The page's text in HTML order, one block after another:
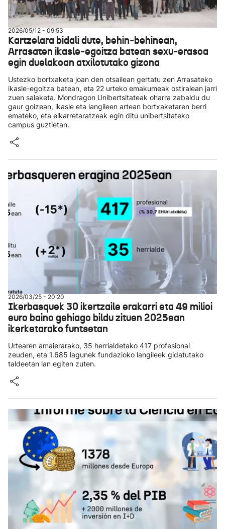
2026/05/12 - 09:53
Kartzelara bidali dute, behin-behinean,
Arrasaten ikasle-egoitza batean sexu-erasoa
egin duelakoan atxilotutako gizona
Ustezko bortxaketa joan den otsailean gertatu zen Arrasateko
ikasle-egoitza batean, eta 22 urteko emakumeak ostiralean jarri
zuen salaketa. Mondragon Unibertsitateak oharra zabaldu du
gaur goizean, ikasle eta langileen artean bortxaketaren berri
emateko, eta elkarretaratzeak egin ditu unibertsitateko
campus guztietan.
2026/03/25 - 20:20
Ikerbasquek 30 ikertzaile erakarri eta 49 milioi
euro baino gehiago bildu zituen 2025ean
ikerketarako funtsetan
Urtearen amaierarako, 35 herrialdetako 417 profesional
zeuden, eta 1.685 lagunek fundazioko langileek gidatutako
taldeetan lan egiten zuten.